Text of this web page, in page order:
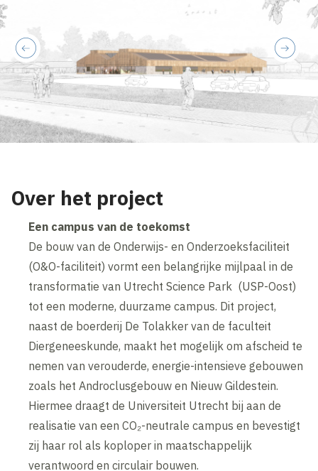
next
previous
Over het project
Een campus van de toekomst
De bouw van de Onderwijs- en Onderzoeksfaciliteit
(O&O-faciliteit) vormt een belangrijke mijlpaal in de
transformatie van Utrecht Science Park (USP-Oost)
tot een moderne, duurzame campus. Dit project,
naast de boerderij De Tolakker van de faculteit
Diergeneeskunde, maakt het mogelijk om afscheid te
nemen van verouderde, energie-intensieve gebouwen
zoals het Androclusgebouw en Nieuw Gildestein.
Hiermee draagt de Universiteit Utrecht bij aan de
realisatie van een CO₂-neutrale campus en bevestigt
zij haar rol als koploper in maatschappelijk
verantwoord en circulair bouwen.